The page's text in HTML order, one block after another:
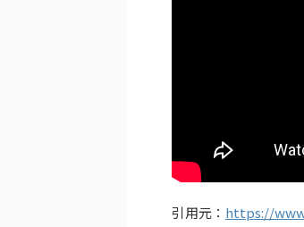
引用元： https://